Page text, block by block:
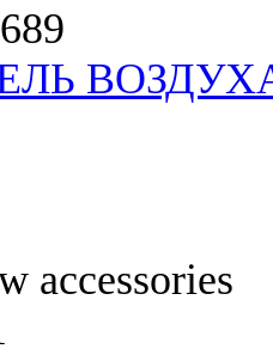
ВОЗДУХА
accessories